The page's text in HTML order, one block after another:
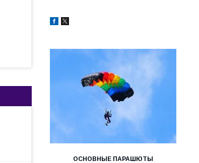
ОСНОВНЫЕ ПАРАШЮТЫ